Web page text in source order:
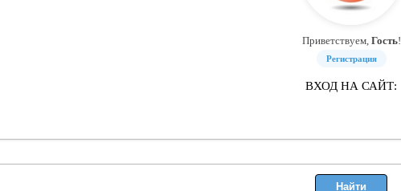
Приветствуем, Гость!
Регистрация
ВХОД НА САЙТ: